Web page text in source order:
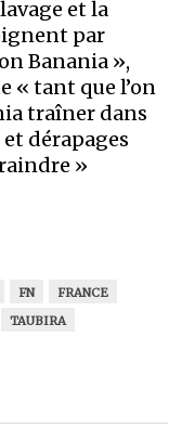
et la
par
Banania »,
« tant que l’on
traîner dans
dérapages
»
FN
FRANCE
TAUBIRA